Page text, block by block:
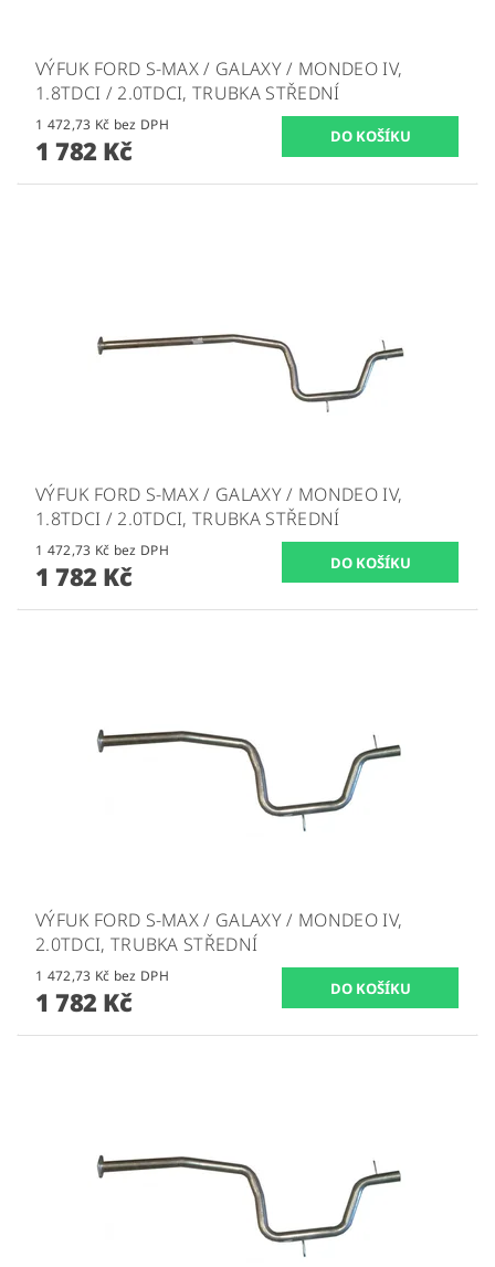
VÝFUK FORD S-MAX / GALAXY / MONDEO IV,
1.8TDCI / 2.0TDCI, TRUBKA STŘEDNÍ
1 472,73 Kč bez DPH
1 782 Kč
VÝFUK FORD S-MAX / GALAXY / MONDEO IV,
1.8TDCI / 2.0TDCI, TRUBKA STŘEDNÍ
1 472,73 Kč bez DPH
1 782 Kč
VÝFUK FORD S-MAX / GALAXY / MONDEO IV,
2.0TDCI, TRUBKA STŘEDNÍ
1 472,73 Kč bez DPH
1 782 Kč